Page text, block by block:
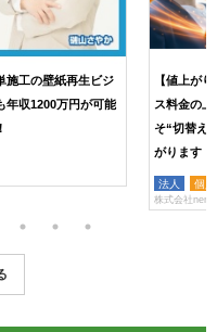
施工の壁紙再生ビジ
年収1200万円が可能
【値上が
ス料金の
そ“切替え
がります！
法人 個人
株式会社nero